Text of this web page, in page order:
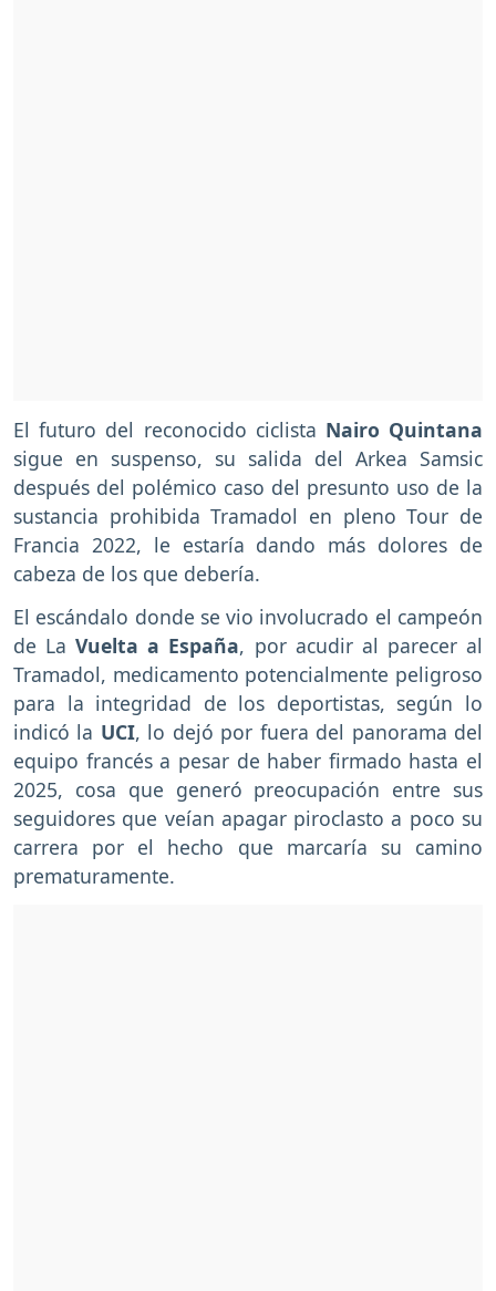
El futuro del reconocido ciclista Nairo Quintana
sigue en suspenso, su salida del Arkea Samsic
después del polémico caso del presunto uso de la
sustancia prohibida Tramadol en pleno Tour de
Francia 2022, le estaría dando más dolores de
cabeza de los que debería.
El escándalo donde se vio involucrado el campeón
de LaVuelta a España, por acudir al parecer al
Tramadol, medicamento potencialmente peligroso
para la integridad de los deportistas, según lo
indicó la UCI, lo dejó por fuera del panorama del
equipo francés a pesar de haber firmado hasta el
2025, cosa que generó preocupación entre sus
seguidores que veían apagar piroclasto a poco su
carrera por el hecho que marcaría su camino
prematuramente.